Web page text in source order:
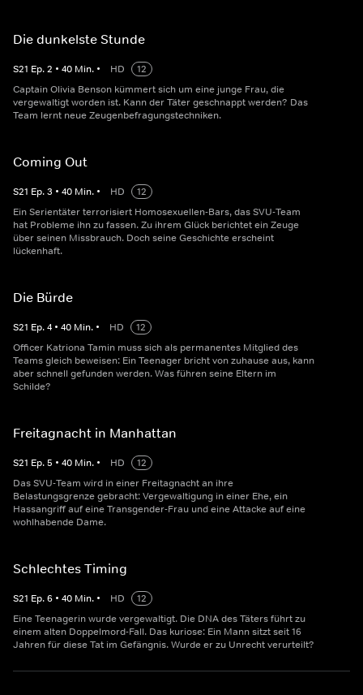
Die dunkelste Stunde
S21 Ep.2 • 40 Min. • HD
12
Captain Olivia Benson kümmert sich um eine junge Frau, die
vergewaltigt worden ist. Kann der Täter geschnappt werden? Das
Team lernt neue Zeugenbefragungstechniken.
Coming Out
S21 Ep.3 • 40 Min. • HD
12
Ein Serientäter terrorisiert Homosexuellen-Bars, das SVU-Team
hat Probleme ihn zu fassen. Zu ihrem Glück berichtet ein Zeuge
über seinen Missbrauch. Doch seine Geschichte erscheint
lückenhaft.
Die Bürde
S21 Ep.4 • 40 Min. • HD
12
Officer Katriona Tamin muss sich als permanentes Mitglied des
Teams gleich beweisen: Ein Teenager bricht von zuhause aus, kann
aber schnell gefunden werden. Was führen seine Eltern im
Schilde?
Freitagnacht in Manhattan
S21 Ep.5 • 40 Min. • HD
12
Das SVU-Team wird in einer Freitagnacht an ihre
Belastungsgrenze gebracht: Vergewaltigung in einer Ehe, ein
Hassangriff auf eine Transgender-Frau und eine Attacke auf eine
wohlhabende Dame.
Schlechtes Timing
S21 Ep.6 • 40 Min. • HD
12
Eine Teenagerin wurde vergewaltigt. Die DNA des Täters führt zu
einem alten Doppelmord-Fall. Das kuriose: Ein Mann sitzt seit 16
Jahren für diese Tat im Gefängnis. Wurde er zu Unrecht verurteilt?